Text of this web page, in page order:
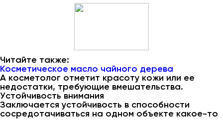
Читайте также:
Косметическое масло чайного дерева
А косметолог отметит красоту кожи или ее
недостатки, требующие вмешательства.
Устойчивость внимания
Заключается устойчивость в способности
сосредотачиваться на одном объекте какое-то